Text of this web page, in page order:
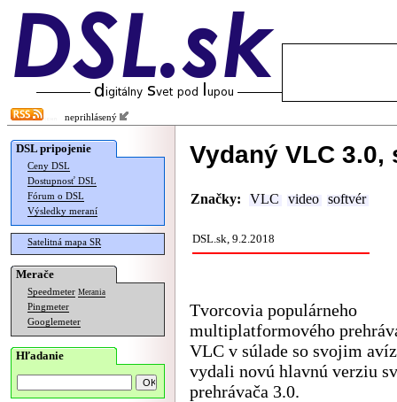
neprihlásený
DSL pripojenie
Ceny DSL
Dostupnosť DSL
Fórum o DSL
Výsledky meraní
Satelitná mapa SR
Merače
Speedmeter Merania
Pingmeter
Googlemeter
Hľadanie
Vydaný VLC
Značky: VLC video softvér
DSL.sk, 9.2.2018
Tvorcovia populárneho
multiplatformového
VLC v súlade so svojim
vydali novú hlavnú verziu
prehrávača 3.0.